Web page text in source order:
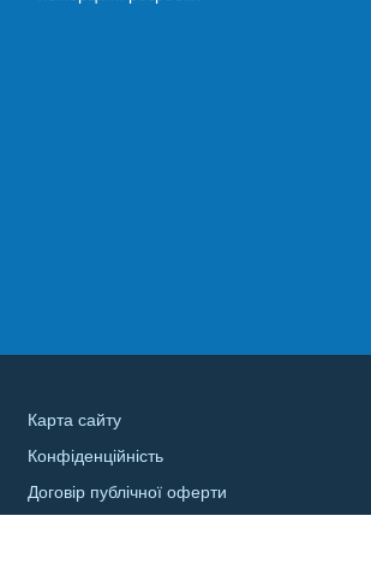
Карта сайту
Конфіденційність
Договір публічної оферти